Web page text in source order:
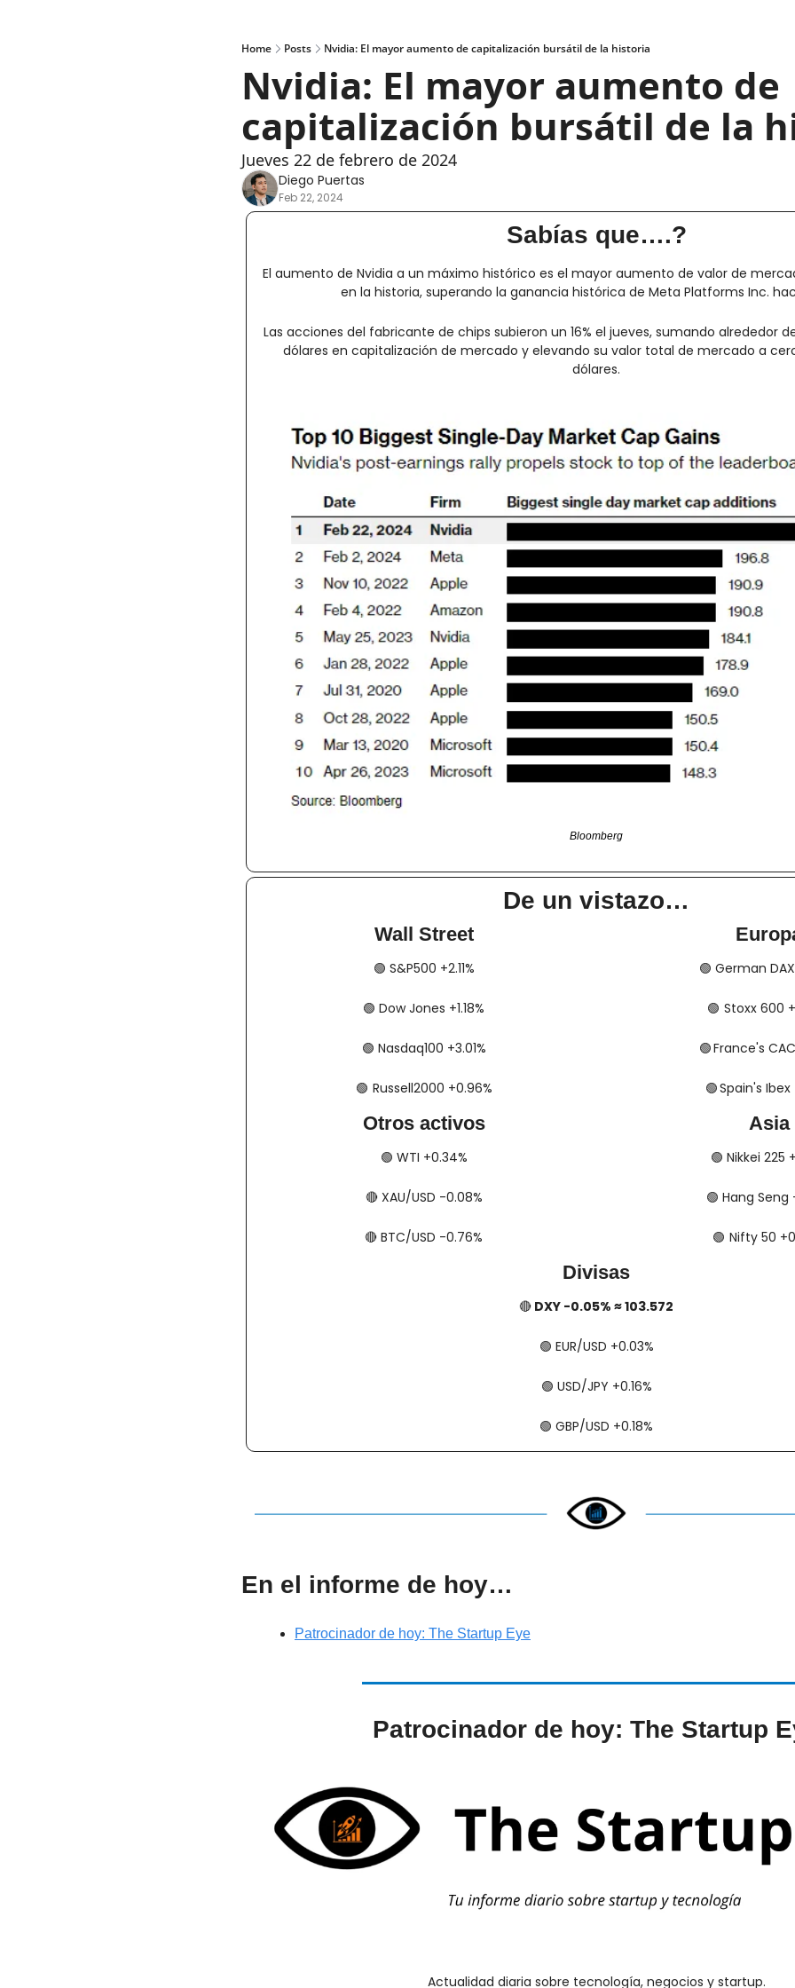
Home Posts Nvidia: El mayor aumento de capitalización bursátil de la historia
Nvidia: El mayor aumento de
capitalización bursátil de la
Jueves 22 de febrero de 2024
Diego Puertas
Feb 22, 2024
Sabías que….?
El aumento de Nvidia a un máximo histórico es el mayor aumento de valor de
en la historia, superando la ganancia histórica de Meta Platforms Inc.
Las acciones del fabricante de chips subieron un 16% el jueves, sumando alrededor
dólares en capitalización de mercado y elevando su valor total de mercado a
dólares.
Bloomberg
De un vistazo…
Wall Street
🟢 ​​​​ S&P500 +2.11%
🟢 ​​​​ Dow Jones +1.18%
🟢 ​​​​ Nasdaq100 +3.01%
🟢 ​​​  Russell2000 +0.96%
Otros activos
🟢 ​​​​ WTI +0.34%
🔴​​​​ XAU/USD -0.08%
🔴 ​​​​ BTC/USD -0.76%
🟢 German
🟢 Stoxx 600
🟢 France's
🟢 Spain's
Asia
🟢 Nikkei 225
🟢 Hang Seng
🟢 Nifty 50
Divisas
🔴 DXY -0.05% ≈ 103.572
🟢 ​​​​ EUR/USD +0.03%
🟢 ​​​​​​​​​​​​ USD/JPY +0.16%
🟢 ​​​​ GBP/USD +0.18%
En el informe de hoy…
Patrocinador de hoy: The Startup Eye
Patrocinador de hoy: The Startup
Actualidad diaria sobre tecnología, negocios y startup.